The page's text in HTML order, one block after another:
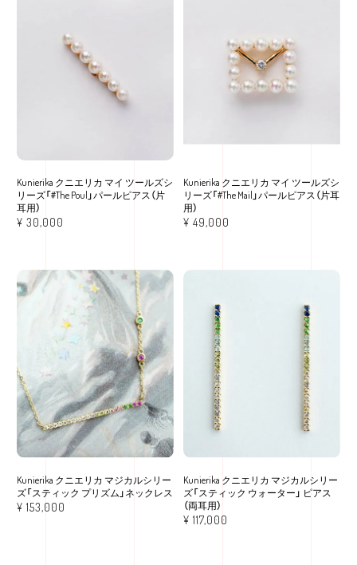
Kunierika クニエリカ マイ ツールズシ
リーズ「#The Poul」パールピアス（片
耳用）
¥ 30,000
Kunierika クニエリカ マイ ツールズシ
リーズ「#The Mail」パールピアス（片耳
用）
¥ 49,000
Kunierika クニエリカ マジカルシリー
ズ「スティック プリズム」ネックレス
¥ 153,000
Kunierika クニエリカ マジカルシリー
ズ「スティック ウォーター」 ピアス
（両耳用）
¥ 117,000